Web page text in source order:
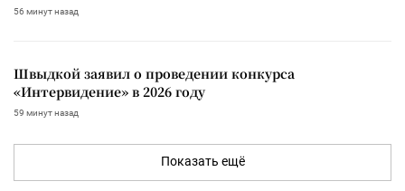
56 минут назад
Швыдкой заявил о проведении конкурса
«Интервидение» в 2026 году
59 минут назад
Показать ещё